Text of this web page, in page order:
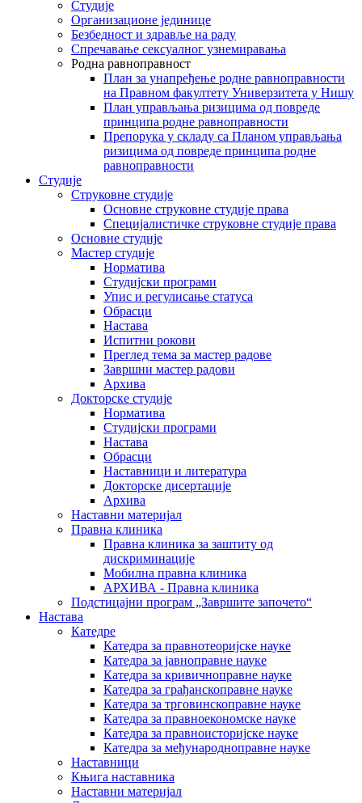
Студије
Организационе јединице
Безбедност и здравље на раду
Спречавање сексуалног узнемиравања
Родна равноправност
План за унапређење родне равноправности
на Правном факултету Универзитета у Нишу
План управљања ризицима од повреде
принципа родне равноправности
Препорука у складу са Планом управљања
ризицима од повреде принципа родне
равноправности
Студије
Струковне студије
Основне струковне студије права
Специјалистичке струковне студије права
Основне студије
Мастер студије
Норматива
Студијски програми
Упис и регулисање статуса
Обрасци
Настава
Испитни рокови
Преглед тема за мастер радове
Завршни мастер радови
Архива
Докторске студије
Норматива
Студијски програми
Настава
Обрасци
Наставници и литература
Докторске дисертације
Архива
Наставни материјал
Правна клиника
Правна клиника за заштиту од
дискриминације
Мобилна правна клиника
АРХИВА - Правна клиника
Подстицајни програм „Завршите започето“
Настава
Катедре
Катедра за правнотеоријске науке
Катедра за јавноправне науке
Катедра за кривичноправне науке
Катедра за грађанскоправне науке
Катедра за трговинскоправне науке
Катедра за правноекономске науке
Катедра за правноисторијске науке
Катедра за међународноправне науке
Наставници
Књига наставника
Наставни материјал